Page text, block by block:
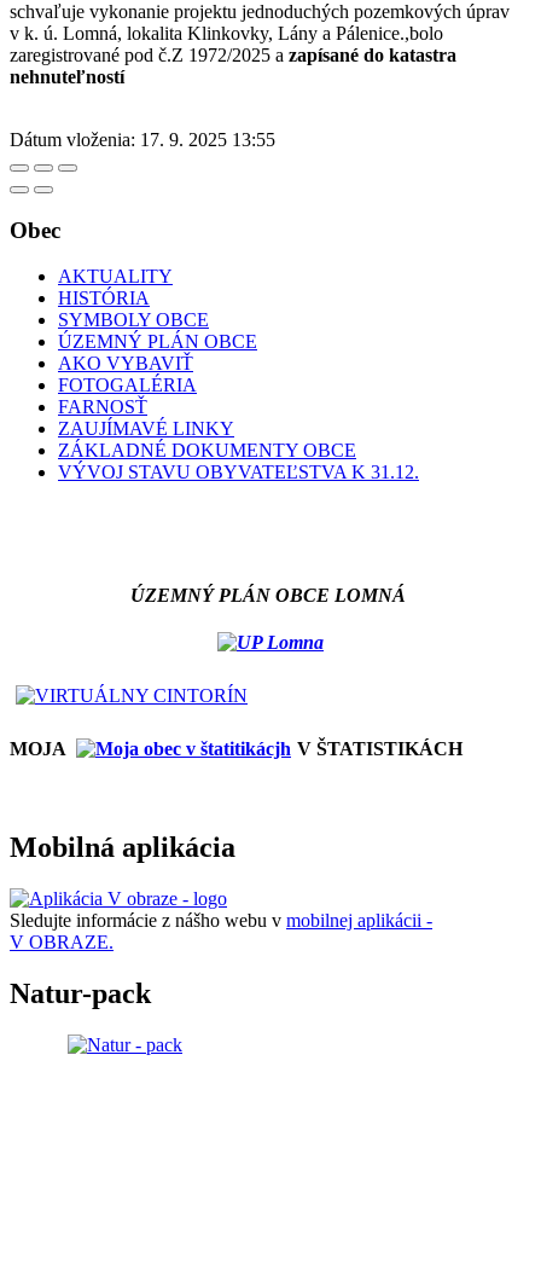
schvaľuje vykonanie projektu jednoduchých pozemkových úprav
v k. ú. Lomná, lokalita Klinkovky, Lány a Pálenice.,bolo
zaregistrované pod č.Z 1972/2025 a zapísané do katastra
nehnuteľností
Dátum vloženia: 17. 9. 2025 13:55
Obec
AKTUALITY
HISTÓRIA
SYMBOLY OBCE
ÚZEMNÝ PLÁN OBCE
AKO VYBAVIŤ
FOTOGALÉRIA
FARNOSŤ
ZAUJÍMAVÉ LINKY
ZÁKLADNÉ DOKUMENTY OBCE
VÝVOJ STAVU OBYVATEĽSTVA K 31.12.
ÚZEMNÝ PLÁN OBCE LOMNÁ
MOJA V ŠTATISTIKÁCH
Mobilná aplikácia
Sledujte informácie z nášho webu v mobilnej aplikácii -
V OBRAZE.
Natur-pack